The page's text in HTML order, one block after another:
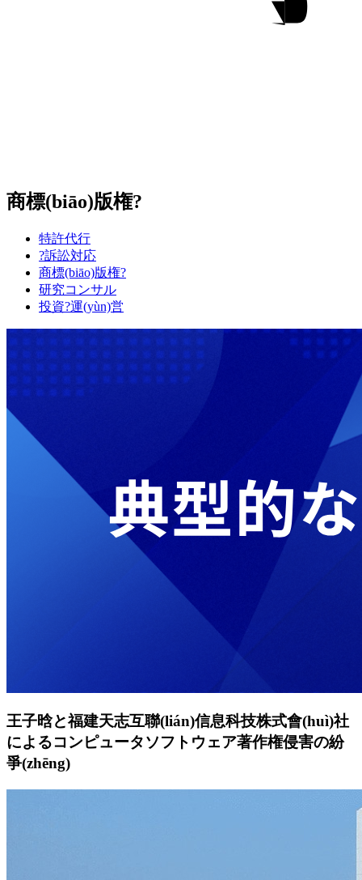
商標(biāo)版権?
特許代行
?訴訟対応
商標(biāo)版権?
研究コンサル
投資?運(yùn)営
王子晗と福建天志互聯(lián)信息科技株式會(huì)社
によるコンピュータソフトウェア著作権侵害の紛
爭(zhēng)